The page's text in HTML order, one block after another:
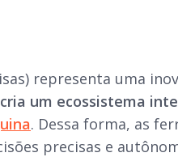
representa uma
um ecossistema
. Dessa forma, as
precisas e